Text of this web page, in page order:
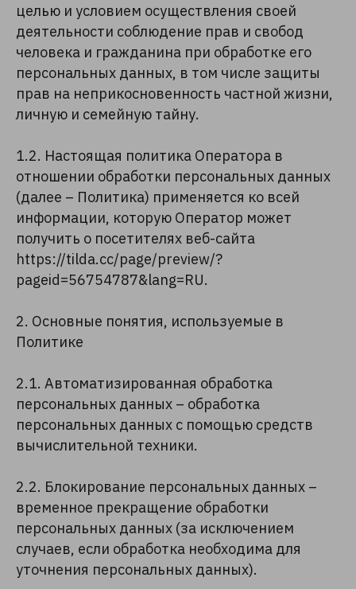
целью и условием осуществления своей
деятельности соблюдение прав и свобод
человека и гражданина при обработке его
персональных данных, в том числе защиты
прав на неприкосновенность частной жизни,
личную и семейную тайну.
1.2. Настоящая политика Оператора в
отношении обработки персональных данных
(далее – Политика) применяется ко всей
информации, которую Оператор может
получить о посетителях веб-сайта
https://tilda.cc/page/preview/?
pageid=56754787&lang=RU.
2. Основные понятия, используемые в
Политике
2.1. Автоматизированная обработка
персональных данных – обработка
персональных данных с помощью средств
вычислительной техники.
2.2. Блокирование персональных данных –
временное прекращение обработки
персональных данных (за исключением
случаев, если обработка необходима для
уточнения персональных данных).